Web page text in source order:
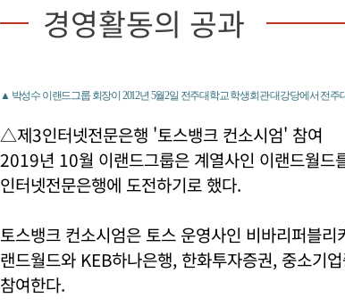
경영활동의 공과
▲ 박성수 이랜드그룹 회장이 2012년 5월2일 전주대학교 학생회관 대강당에서 전
△제3인터넷전문은행 '토스뱅크 컨소시엄' 참여
2019년 10월 이랜드그룹은 계열사인 이랜드월
인터넷전문은행에 도전하기로 했다.
토스뱅크 컨소시엄은 토스 운영사인 비바리퍼블
랜드월드와 KEB하나은행, 한화투자증권, 중소기
참여한다.